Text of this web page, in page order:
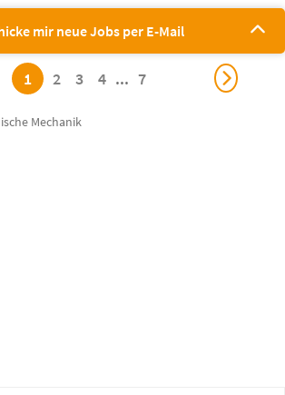
mir neue Jobs per E-Mail
1 2 3 4 ... 7
Mechanik